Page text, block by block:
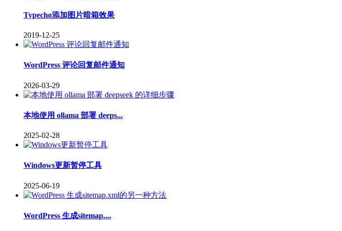
Typecho添加图片暗箱效果
2019-12-25
WordPress 评论回复邮件通知
2026-03-29
本地使用 ollama 部署 deeps...
2025-02-28
Windows更新暂停工具
2025-06-19
WordPress 生成sitemap....